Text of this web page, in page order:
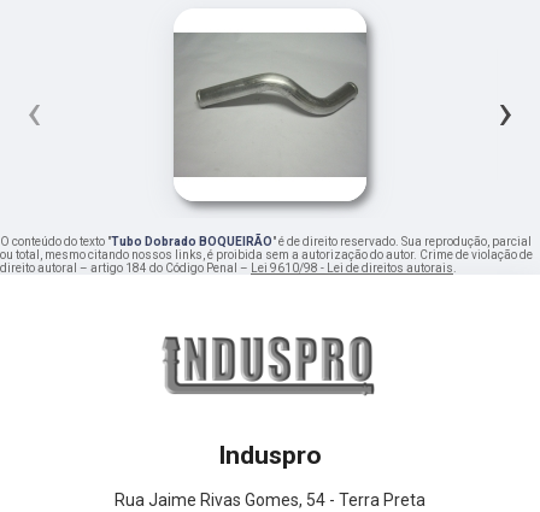
‹ ›
O conteúdo do texto "Tubo Dobrado BOQUEIRÃO" é de direito reservado. Sua reprodução, parcial
ou total, mesmo citando nossos links, é proibida sem a autorização do autor. Crime de violação de
direito autoral – artigo 184 do Código Penal – Lei 9610/98 - Lei de direitos autorais.
Induspro
Rua Jaime Rivas Gomes, 54 - Terra Preta